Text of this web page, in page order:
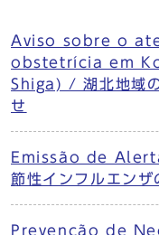
Aviso sobre o
obstetrícia em
Shiga) / 湖北地域の
せ
Emissão de
節性インフルエンザ
Prevenção de